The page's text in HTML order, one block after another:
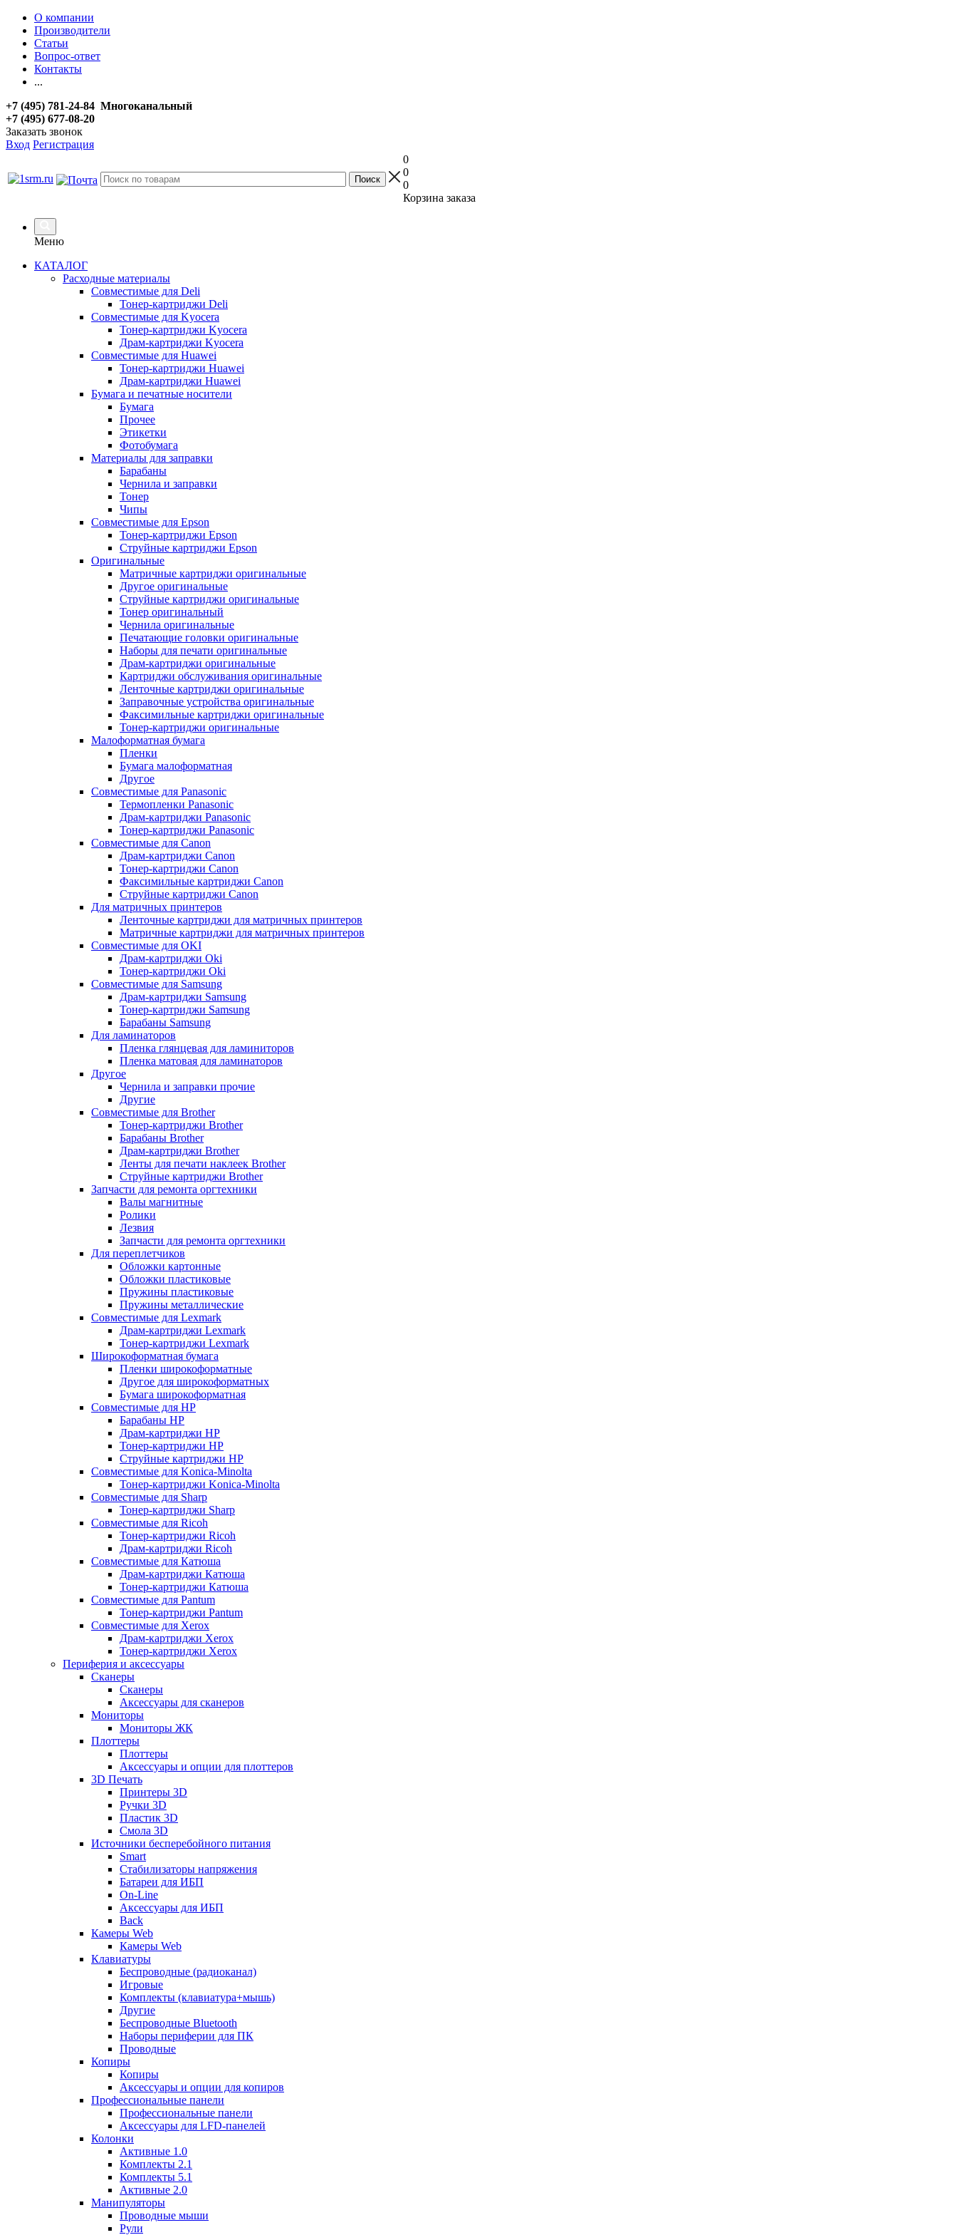
О компании
Производители
Статьи
Вопрос-ответ
Контакты
...
+7 (495) 781-24-84 Многоканальный
+7 (495) 677-08-20
Заказать звонок
Вход Регистрация
0
0
0
Корзина заказа
Меню
КАТАЛОГ
Расходные материалы
Совместимые для Deli
Тонер-картриджи Deli
Совместимые для Kyocera
Тонер-картриджи Kyocera
Драм-картриджи Kyocera
Совместимые для Huawei
Тонер-картриджи Huawei
Драм-картриджи Huawei
Бумага и печатные носители
Бумага
Прочее
Этикетки
Фотобумага
Материалы для заправки
Барабаны
Чернила и заправки
Тонер
Чипы
Совместимые для Epson
Тонер-картриджи Epson
Струйные картриджи Epson
Оригинальные
Матричные картриджи оригинальные
Другое оригинальные
Струйные картриджи оригинальные
Тонер оригинальный
Чернила оригинальные
Печатающие головки оригинальные
Наборы для печати оригинальные
Драм-картриджи оригинальные
Картриджи обслуживания оригинальные
Ленточные картриджи оригинальные
Заправочные устройства оригинальные
Факсимильные картриджи оригинальные
Тонер-картриджи оригинальные
Малоформатная бумага
Пленки
Бумага малоформатная
Другое
Совместимые для Panasonic
Термопленки Panasonic
Драм-картриджи Panasonic
Тонер-картриджи Panasonic
Совместимые для Canon
Драм-картриджи Canon
Тонер-картриджи Canon
Факсимильные картриджи Canon
Струйные картриджи Canon
Для матричных принтеров
Ленточные картриджи для матричных принтеров
Матричные картриджи для матричных принтеров
Совместимые для OKI
Драм-картриджи Oki
Тонер-картриджи Oki
Совместимые для Samsung
Драм-картриджи Samsung
Тонер-картриджи Samsung
Барабаны Samsung
Для ламинаторов
Пленка глянцевая для ламиниторов
Пленка матовая для ламинаторов
Другое
Чернила и заправки прочие
Другие
Совместимые для Brother
Тонер-картриджи Brother
Барабаны Brother
Драм-картриджи Brother
Ленты для печати наклеек Brother
Струйные картриджи Brother
Запчасти для ремонта оргтехники
Валы магнитные
Ролики
Лезвия
Запчасти для ремонта оргтехники
Для переплетчиков
Обложки картонные
Обложки пластиковые
Пружины пластиковые
Пружины металлические
Совместимые для Lexmark
Драм-картриджи Lexmark
Тонер-картриджи Lexmark
Широкоформатная бумага
Пленки широкоформатные
Другое для широкоформатных
Бумага широкоформатная
Совместимые для HP
Барабаны HP
Драм-картриджи HP
Тонер-картриджи HP
Струйные картриджи HP
Совместимые для Konica-Minolta
Тонер-картриджи Konica-Minolta
Совместимые для Sharp
Тонер-картриджи Sharp
Совместимые для Ricoh
Тонер-картриджи Ricoh
Драм-картриджи Ricoh
Совместимые для Катюша
Драм-картриджи Катюша
Тонер-картриджи Катюша
Совместимые для Pantum
Тонер-картриджи Pantum
Совместимые для Xerox
Драм-картриджи Xerox
Тонер-картриджи Xerox
Периферия и аксессуары
Сканеры
Сканеры
Аксессуары для сканеров
Мониторы
Мониторы ЖК
Плоттеры
Плоттеры
Аксессуары и опции для плоттеров
3D Печать
Принтеры 3D
Ручки 3D
Пластик 3D
Смола 3D
Источники бесперебойного питания
Smart
Стабилизаторы напряжения
Батареи для ИБП
On-Line
Аксессуары для ИБП
Back
Камеры Web
Камеры Web
Клавиатуры
Беспроводные (радиоканал)
Игровые
Комплекты (клавиатура+мышь)
Другие
Беспроводные Bluetooth
Наборы периферии для ПК
Проводные
Копиры
Копиры
Аксессуары и опции для копиров
Профессиональные панели
Профессиональные панели
Аксессуары для LFD-панелей
Колонки
Активные 1.0
Комплекты 2.1
Комплекты 5.1
Активные 2.0
Манипуляторы
Проводные мыши
Рули